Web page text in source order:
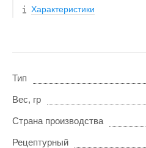
Характеристики
Тип
Вес, гр
Страна производства
Рецептурный